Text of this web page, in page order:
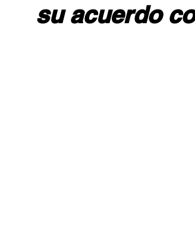
su acuerdo